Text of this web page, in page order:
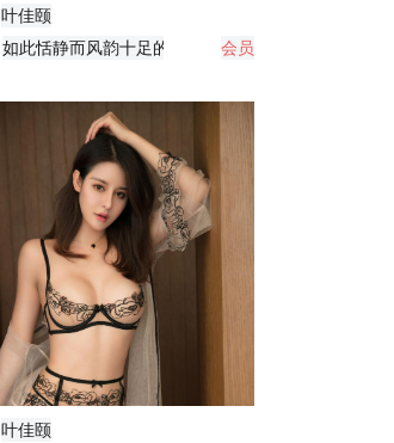
叶佳颐
如此恬静而风韵十足的女神 会员
叶佳颐